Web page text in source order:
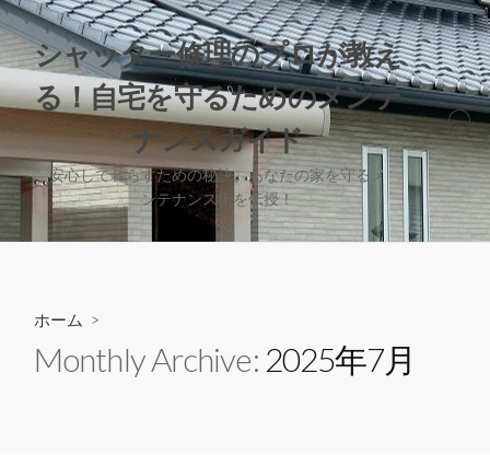
コ
ン
テ
ン
ツ
へ
ス
キ
ッ
シャッター修理のプロが教え
る！自宅を守るためのメンテ
ナンスガイド
安心して暮らすための秘訣、あなたの家を守るメ
ンテナンス術を伝授！
検
索
切
り
替
え
ホーム >
Monthly Archive: 2025年7月